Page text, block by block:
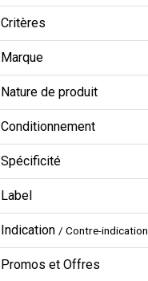
Critères
Marque
Nature de produit
Conditionnement
Spécificité
Label
Indication / Contre-indication
Promos et Offres